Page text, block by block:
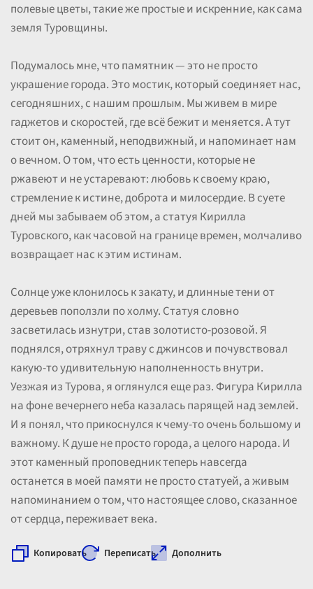
полевые цветы, такие же простые и искренние, как сама
земля Туровщины.
Подумалось мне, что памятник — это не просто
украшение города. Это мостик, который соединяет нас,
сегодняшних, с нашим прошлым. Мы живем в мире
гаджетов и скоростей, где всё бежит и меняется. А тут
стоит он, каменный, неподвижный, и напоминает нам
о вечном. О том, что есть ценности, которые не
ржавеют и не устаревают: любовь к своему краю,
стремление к истине, доброта и милосердие. В суете
дней мы забываем об этом, а статуя Кирилла
Туровского, как часовой на границе времен, молчаливо
возвращает нас к этим истинам.
Солнце уже клонилось к закату, и длинные тени от
деревьев поползли по холму. Статуя словно
засветилась изнутри, став золотисто-розовой. Я
поднялся, отряхнул траву с джинсов и почувствовал
какую-то удивительную наполненность внутри.
Уезжая из Турова, я оглянулся еще раз. Фигура Кирилла
на фоне вечернего неба казалась парящей над землей.
И я понял, что прикоснулся к чему-то очень большому и
важному. К душе не просто города, а целого народа. И
этот каменный проповедник теперь навсегда
останется в моей памяти не просто статуей, а живым
напоминанием о том, что настоящее слово, сказанное
от сердца, переживает века.
Копировать Переписать Дополнить